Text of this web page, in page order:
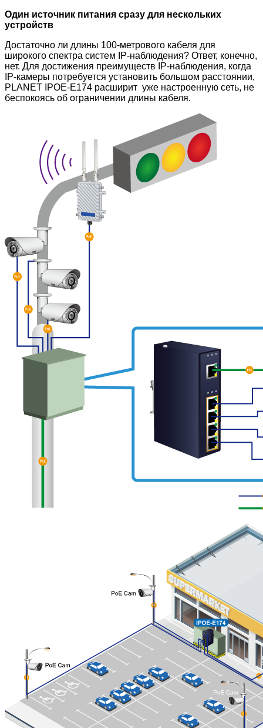
Один источник питания сразу для нескольких
устройств
Достаточно ли длины 100-метрового кабеля для
широкого спектра систем IP-наблюдения? Ответ, конечно,
нет. Для достижения преимуществ IP-наблюдения, когда
IP-камеры потребуется установить большом расстоянии,
PLANET IPOE-E174 расширит уже настроенную сеть, не
беспокоясь об ограничении длины кабеля.